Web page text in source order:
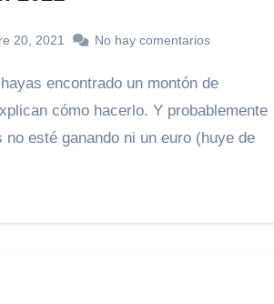
20, 2021 No hay comentarios
cómo hacerlo. Y probablemente
esté ganando ni un euro (huye de